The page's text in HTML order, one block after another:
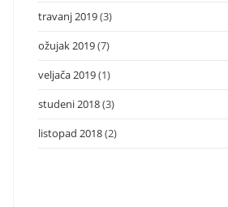
travanj 2019(3)
ožujak 2019(7)
veljača 2019(1)
studeni 2018(3)
listopad 2018(2)